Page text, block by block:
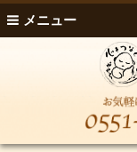
メニュー